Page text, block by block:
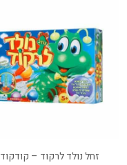
זחל נולד לרקוד – קודקוד